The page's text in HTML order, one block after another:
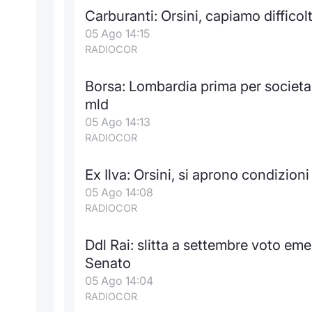
Carburanti: Orsini, capiamo
05 Ago 14:15
RADIOCOR
Borsa: Lombardia prima per
mld
05 Ago 14:13
RADIOCOR
Ex Ilva: Orsini, si aprono
05 Ago 14:08
RADIOCOR
Ddl Rai: slitta a settembre voto
Senato
05 Ago 14:04
RADIOCOR